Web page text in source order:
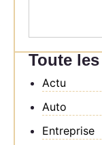
Toute
Actu
Auto
Entreprise